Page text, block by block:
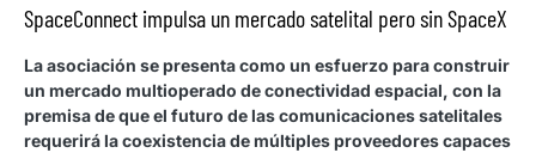
SpaceConnect impulsa un mercado satelital pero sin SpaceX
La asociación se presenta como un esfuerzo para construir
un mercado multioperado de conectividad espacial, con la
premisa de que el futuro de las comunicaciones satelitales
requerirá la coexistencia de múltiples proveedores capaces